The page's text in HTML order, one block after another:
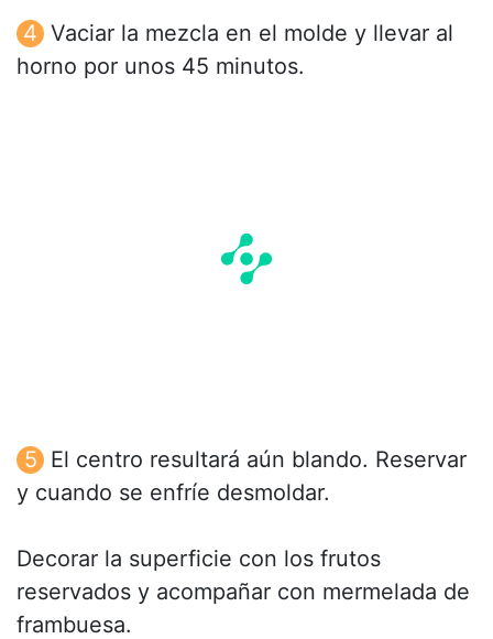
Vaciar la mezcla en el molde y llevar al
horno por unos 45 minutos.
El centro resultará aún blando. Reservar
y cuando se enfríe desmoldar.
Decorar la superficie con los frutos
reservados y acompañar con mermelada de
frambuesa.